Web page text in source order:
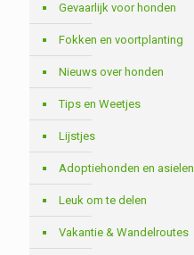
Gevaarlijk voor honden
Fokken en voortplanting
Nieuws over honden
Tips en Weetjes
Lijstjes
Adoptiehonden en asielen
Leuk om te delen
Vakantie & Wandelroutes